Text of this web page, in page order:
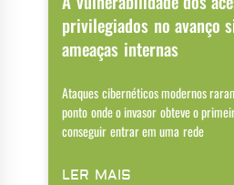
privilegiados no avanço
ameaças internas
Ataques cibernéticos modernos
ponto onde o invasor obteve o
conseguir entrar em uma rede
LER MAIS